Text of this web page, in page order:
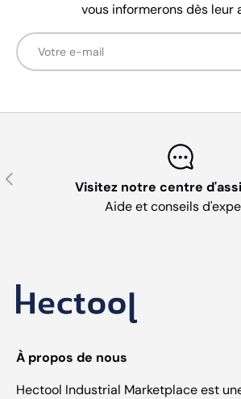
vous informerons dès leur
E-mail
Précédent
Visitez notre centre
Aide et conseils
À propos de nous
Hectool Industrial Marketplace est